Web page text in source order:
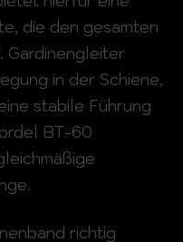
die den gesamten
Gardinengleiter
in der Schiene,
stabile Führung
BT-60
richtig